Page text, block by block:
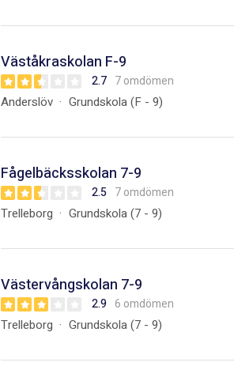
Väståkraskolan F-9
2.7 7 omdömen
Anderslöv Grundskola (F - 9)
Fågelbäcksskolan 7-9
2.5 7 omdömen
Trelleborg Grundskola (7 - 9)
Västervångskolan 7-9
2.9 6 omdömen
Trelleborg Grundskola (7 - 9)